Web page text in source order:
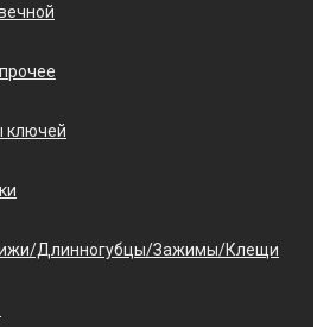
ключей
Длинногубцы/Зажимы/Клещи